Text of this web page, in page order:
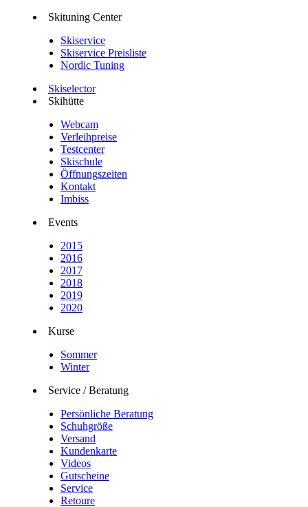
Skituning Center
Skiservice
Skiservice Preisliste
Nordic Tuning
Skiselector
Skihütte
Webcam
Verleihpreise
Testcenter
Skischule
Öffnungszeiten
Kontakt
Imbiss
Events
2015
2016
2017
2018
2019
2020
Kurse
Sommer
Winter
Service / Beratung
Persönliche Beratung
Schuhgröße
Versand
Kundenkarte
Videos
Gutscheine
Service
Retoure